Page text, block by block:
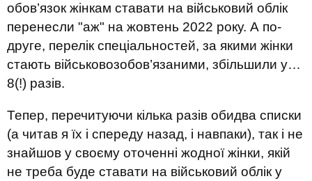
обов’язок жінкам ставати на військовий облік
перенесли "аж" на жовтень 2022 року. А по-
друге, перелік спеціальностей, за якими жінки
стають військовозобов’язаними, збільшили у…
8(!) разів.
Тепер, перечитуючи кілька разів обидва списки
(а читав я їх і спереду назад, і навпаки), так і не
знайшов у своєму оточенні жодної жінки, якій
не треба буде ставати на військовий облік у